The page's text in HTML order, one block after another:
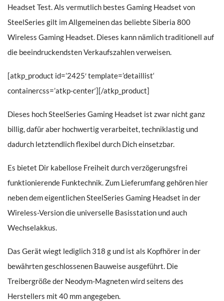
Headset Test. Als vermutlich bestes Gaming Headset von
SteelSeries gilt im Allgemeinen das beliebte Siberia 800
Wireless Gaming Headset. Dieses kann nämlich traditionell auf
die beeindruckendsten Verkaufszahlen verweisen.
[atkp_product id=’2425′ template=’detaillist‘
containercss=’atkp-center‘][/atkp_product]
Dieses hoch SteelSeries Gaming Headset ist zwar nicht ganz
billig, dafür aber hochwertig verarbeitet, techniklastig und
dadurch letztendlich flexibel durch Dich einsetzbar.
Es bietet Dir kabellose Freiheit durch verzögerungsfrei
funktionierende Funktechnik. Zum Lieferumfang gehören hier
neben dem eigentlichen SteelSeries Gaming Headset in der
Wireless-Version die universelle Basisstation und auch
Wechselakkus.
Das Gerät wiegt lediglich 318 g und ist als Kopfhörer in der
bewährten geschlossenen Bauweise ausgeführt. Die
Treibergröße der Neodym-Magneten wird seitens des
Herstellers mit 40 mm angegeben.